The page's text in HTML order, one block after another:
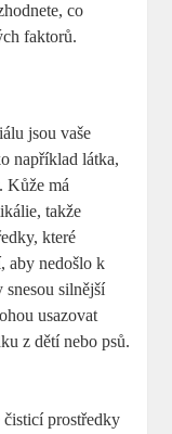
co
faktorů.
jsou vaše
například látka,
Kůže má
takže
které
aby nedošlo k
silnější
usazovat
z dětí nebo psů.
čisticí prostředky